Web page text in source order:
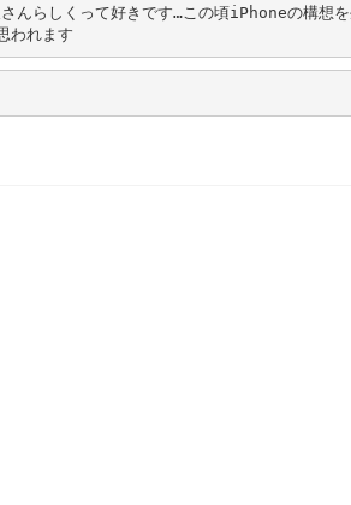
んらしくって好きです…この頃iPhoneの構想
われます